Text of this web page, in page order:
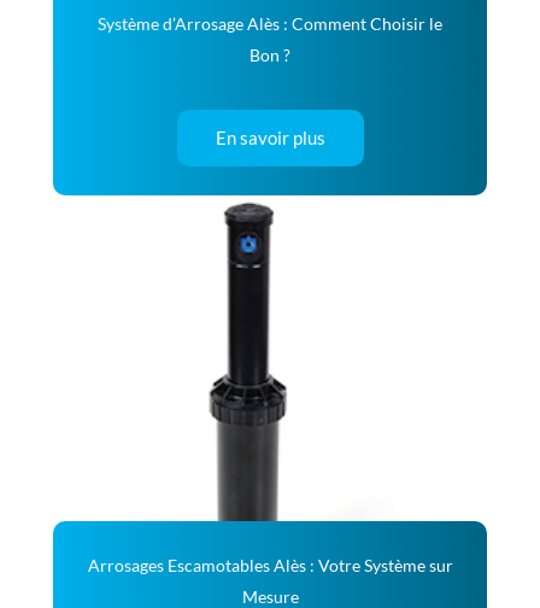
Système d’Arrosage Alès : Comment Choisir le
Bon ?
En savoir plus
Arrosages Escamotables Alès : Votre Système sur
Mesure